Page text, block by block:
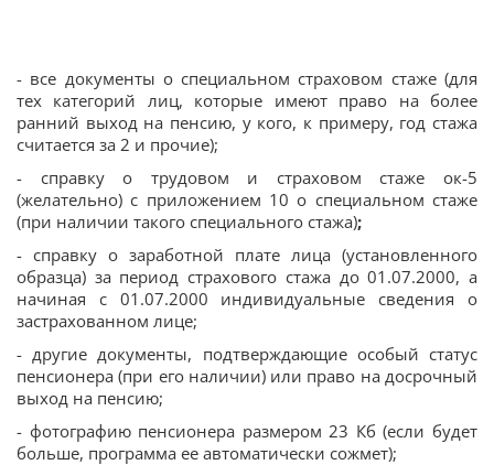
- все документы о специальном страховом стаже (для
тех категорий лиц, которые имеют право на более
ранний выход на пенсию, у кого, к примеру, год стажа
считается за 2 и прочие);
- справку о трудовом и страховом стаже ок-5
(желательно) с приложением 10 о специальном стаже
(при наличии такого специального стажа);
- справку о заработной плате лица (установленного
образца) за период страхового стажа до 01.07.2000, а
начиная с 01.07.2000 индивидуальные сведения о
застрахованном лице;
- другие документы, подтверждающие особый статус
пенсионера (при его наличии) или право на досрочный
выход на пенсию;
- фотографию пенсионера размером 23 Кб (если будет
больше, программа ее автоматически сожмет);